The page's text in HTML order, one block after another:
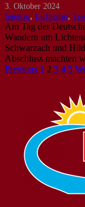
3. Oktober 2024
feiertag, Lichtenau,
Am Tag der
Wandern um
Schwarzach und
Abschluss machten
Previous 1 2 3 4 5